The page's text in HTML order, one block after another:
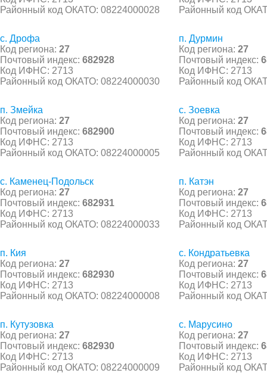
Районный код ОКАТО: 08224000028
Районный код
с. Дрофа
Код региона: 27
Почтовый индекс: 682928
Код ИФНС: 2713
Районный код ОКАТО: 08224000030
п. Дурмин
Код региона: 27
Почтовый индекс:
Код ИФНС: 2713
Районный код
п. Змейка
Код региона: 27
Почтовый индекс: 682900
Код ИФНС: 2713
Районный код ОКАТО: 08224000005
с. Зоевка
Код региона: 27
Почтовый индекс:
Код ИФНС: 2713
Районный код
с. Каменец-Подольск
Код региона: 27
Почтовый индекс: 682931
Код ИФНС: 2713
Районный код ОКАТО: 08224000033
п. Катэн
Код региона: 27
Почтовый индекс:
Код ИФНС: 2713
Районный код
п. Кия
Код региона: 27
Почтовый индекс: 682930
Код ИФНС: 2713
Районный код ОКАТО: 08224000008
с. Кондратьевка
Код региона: 27
Почтовый индекс:
Код ИФНС: 2713
Районный код
п. Кутузовка
Код региона: 27
Почтовый индекс: 682930
Код ИФНС: 2713
Районный код ОКАТО: 08224000009
с. Марусино
Код региона: 27
Почтовый индекс:
Код ИФНС: 2713
Районный код